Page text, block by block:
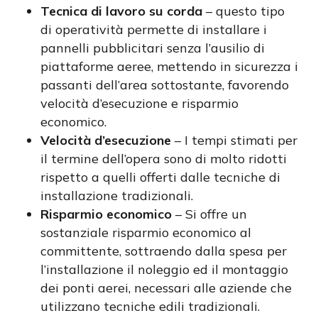
Tecnica di lavoro su corda– questo tipo
di operatività permette di installare i
pannelli pubblicitari senza l’ausilio di
piattaforme aeree, mettendo in sicurezza i
passanti dell’area sottostante, favorendo
velocità d’esecuzione e risparmio
economico.
Velocità d’esecuzione – I tempi stimati per
il termine dell’opera sono di molto ridotti
rispetto a quelli offerti dalle tecniche di
installazione tradizionali.
Risparmio economico – Si offre un
sostanziale risparmio economico al
committente, sottraendo dalla spesa per
l’installazione il noleggio ed il montaggio
dei ponti aerei, necessari alle aziende che
utilizzano tecniche edili tradizionali.